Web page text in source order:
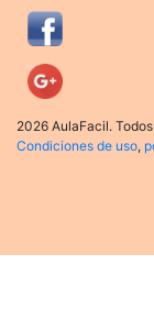
2026 AulaFacil.
Condiciones de uso,